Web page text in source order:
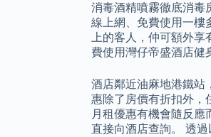
消毒酒精噴霧徹底消毒
線上網、免費使用一樓
上的客人，仲可額外
費使用灣仔帝盛酒店健
酒店鄰近油麻地港鐵站
惠除了房價有折扣外，
月租優惠有機會隨反
直接向酒店查詢。 透